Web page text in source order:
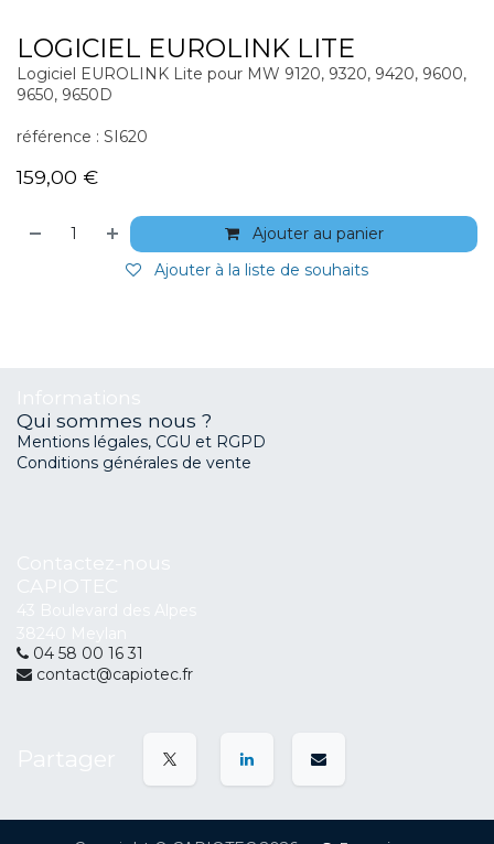
LOGICIEL EUROLINK LITE
Logiciel EUROLINK Lite pour MW 9120, 9320, 9420, 9600,
9650, 9650D
référence : SI620
159,00 €
Ajouter au panier
Ajouter à la liste de souhaits
Qui sommes nous ?
Mentions légales, CGU et RGPD
Conditions générales de vente
04 58 00 16 31
contact@capiotec.fr